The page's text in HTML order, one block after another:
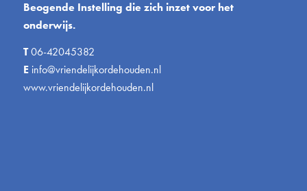
Beogende Instelling die zich inzet voor het
onderwijs.
T06-42045382
E info@vriendelijkordehouden.nl
www.vriendelijkordehouden.nl